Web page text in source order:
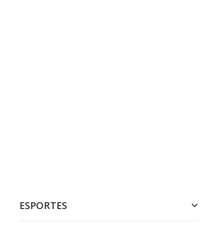
ESPORTES